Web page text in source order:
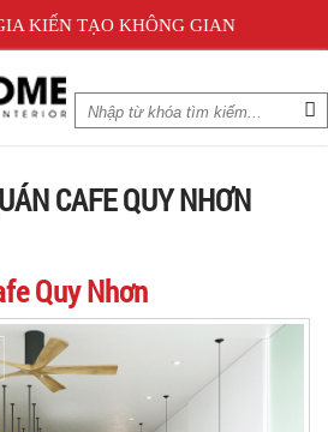
KIẾN TẠO KHÔNG GIAN
CAFE QUY NHƠN
Quy Nhơn